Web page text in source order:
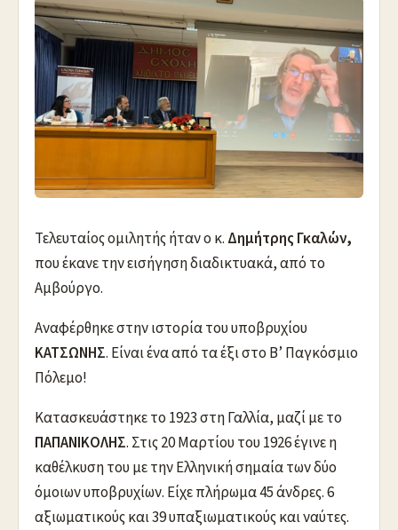
Τελευταίος ομιλητής ήταν ο κ. Δημήτρης Γκαλών,
που έκανε την εισήγηση διαδικτυακά, από το
Αμβούργο.
Αναφέρθηκε στην ιστορία του υποβρυχίου
ΚΑΤΣΩΝΗΣ. Είναι ένα από τα έξι στο Β’ Παγκόσμιο
Πόλεμο!
Κατασκευάστηκε το 1923 στη Γαλλία, μαζί με το
ΠΑΠΑΝΙΚΟΛΗΣ. Στις 20 Μαρτίου του 1926 έγινε η
καθέλκυση του με την Ελληνική σημαία των δύο
όμοιων υποβρυχίων. Είχε πλήρωμα 45 άνδρες. 6
αξιωματικούς και 39 υπαξιωματικούς και ναύτες.